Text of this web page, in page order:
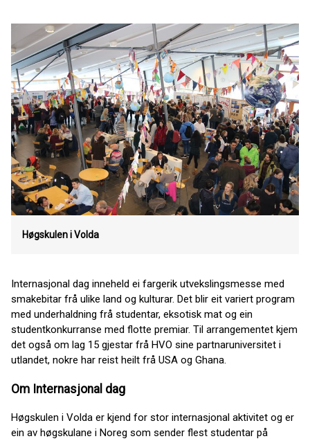
Høgskulen i Volda
Internasjonal dag inneheld ei fargerik utvekslingsmesse med
smakebitar frå ulike land og kulturar. Det blir eit variert program
med underhaldning frå studentar, eksotisk mat og ein
studentkonkurranse med flotte premiar. Til arrangementet kjem
det også om lag 15 gjestar frå HVO sine partnaruniversitet i
utlandet, nokre har reist heilt frå USA og Ghana.
Om Internasjonal dag
Høgskulen i Volda er kjend for stor internasjonal aktivitet og er
ein av høgskulane i Noreg som sender flest studentar på